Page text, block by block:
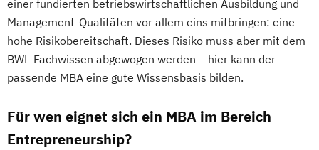
einer fundierten betriebswirtschaftlichen Ausbildung und
Management-Qualitäten vor allem eins mitbringen: eine
hohe Risikobereitschaft. Dieses Risiko muss aber mit dem
BWL-Fachwissen abgewogen werden – hier kann der
passende MBA eine gute Wissensbasis bilden.
Für wen eignet sich ein MBA im Bereich
Entrepreneurship?